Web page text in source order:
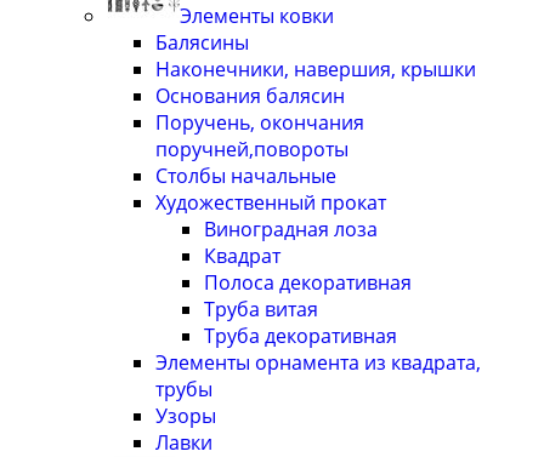
Элементы ковки
Балясины
Наконечники, навершия, крышки
Основания балясин
Поручень, окончания
поручней,повороты
Столбы начальные
Художественный прокат
Виноградная лоза
Квадрат
Полоса декоративная
Труба витая
Труба декоративная
Элементы орнамента из квадрата,
трубы
Узоры
Лавки